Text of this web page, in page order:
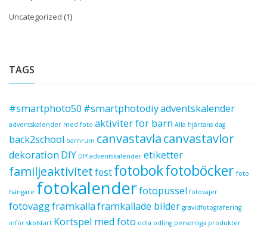
Uncategorized (1)
TAGS
#smartphoto50 #smartphotodiyadventskalender
adventskalender med foto aktiviter för barn Alla hjärtans dag
back2school barnrum canvastavlacanvastavlor
dekoration DIY DIY adventskalender etiketter
familjeaktivitetfestfotobokfotoböcker foto
hängare fotokalenderfotopussel fotovajer
fotoväggframkallaframkallade bilder gravidfotografering
inför skolstart Kortspel med foto odla odling personliga produkter